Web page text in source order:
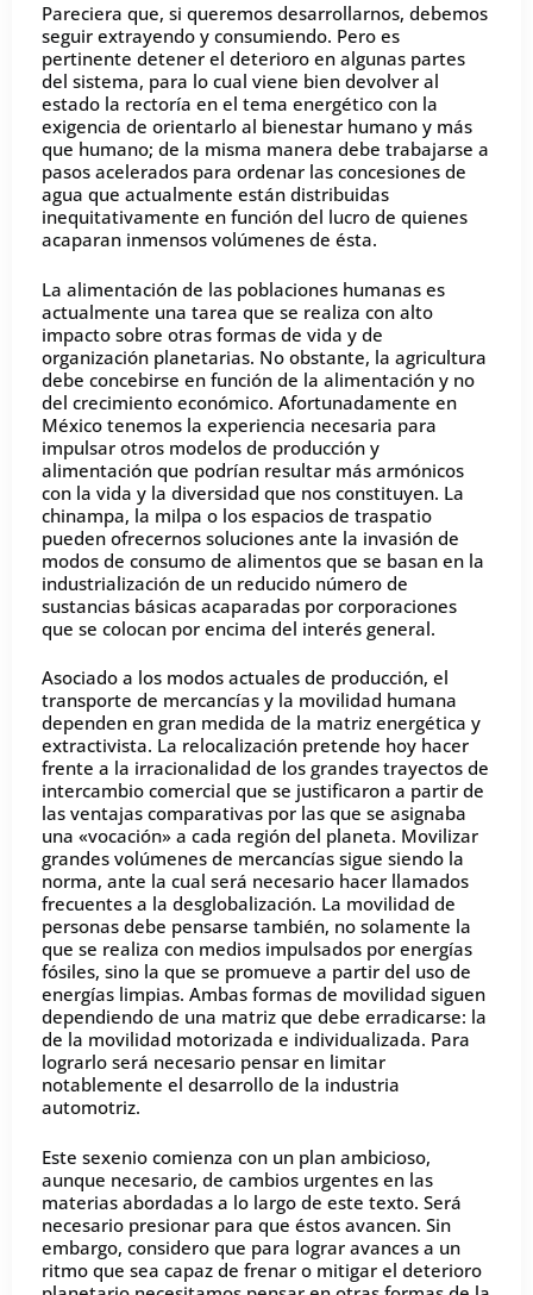
Pareciera que, si queremos desarrollarnos, debemos
seguir extrayendo y consumiendo. Pero es
pertinente detener el deterioro en algunas partes
del sistema, para lo cual viene bien devolver al
estado la rectoría en el tema energético con la
exigencia de orientarlo al bienestar humano y más
que humano; de la misma manera debe trabajarse a
pasos acelerados para ordenar las concesiones de
agua que actualmente están distribuidas
inequitativamente en función del lucro de quienes
acaparan inmensos volúmenes de ésta.
La alimentación de las poblaciones humanas es
actualmente una tarea que se realiza con alto
impacto sobre otras formas de vida y de
organización planetarias. No obstante, la agricultura
debe concebirse en función de la alimentación y no
del crecimiento económico. Afortunadamente en
México tenemos la experiencia necesaria para
impulsar otros modelos de producción y
alimentación que podrían resultar más armónicos
con la vida y la diversidad que nos constituyen. La
chinampa, la milpa o los espacios de traspatio
pueden ofrecernos soluciones ante la invasión de
modos de consumo de alimentos que se basan en la
industrialización de un reducido número de
sustancias básicas acaparadas por corporaciones
que se colocan por encima del interés general.
Asociado a los modos actuales de producción, el
transporte de mercancías y la movilidad humana
dependen en gran medida de la matriz energética y
extractivista. La relocalización pretende hoy hacer
frente a la irracionalidad de los grandes trayectos de
intercambio comercial que se justificaron a partir de
las ventajas comparativas por las que se asignaba
una «vocación» a cada región del planeta. Movilizar
grandes volúmenes de mercancías sigue siendo la
norma, ante la cual será necesario hacer llamados
frecuentes a la desglobalización. La movilidad de
personas debe pensarse también, no solamente la
que se realiza con medios impulsados por energías
fósiles, sino la que se promueve a partir del uso de
energías limpias. Ambas formas de movilidad siguen
dependiendo de una matriz que debe erradicarse: la
de la movilidad motorizada e individualizada. Para
lograrlo será necesario pensar en limitar
notablemente el desarrollo de la industria
automotriz.
Este sexenio comienza con un plan ambicioso,
aunque necesario, de cambios urgentes en las
materias abordadas a lo largo de este texto. Será
necesario presionar para que éstos avancen. Sin
embargo, considero que para lograr avances a un
ritmo que sea capaz de frenar o mitigar el deterioro